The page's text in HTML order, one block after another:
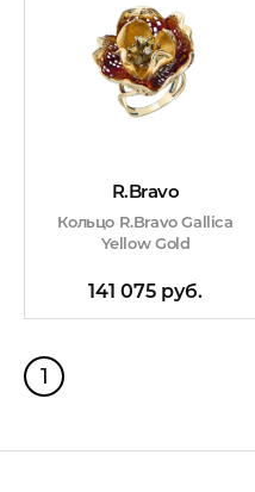
R.Bravo
Кольцо R.Bravo Gallica
Yellow Gold
141 075 руб.
1